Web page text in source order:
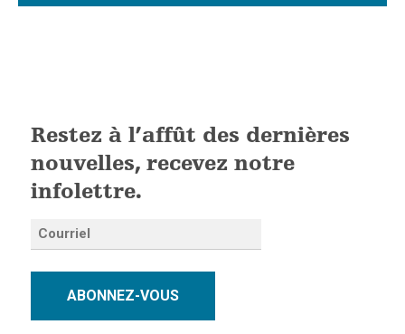
Restez à l’affût des dernières
nouvelles, recevez notre
infolettre.
ABONNEZ-VOUS